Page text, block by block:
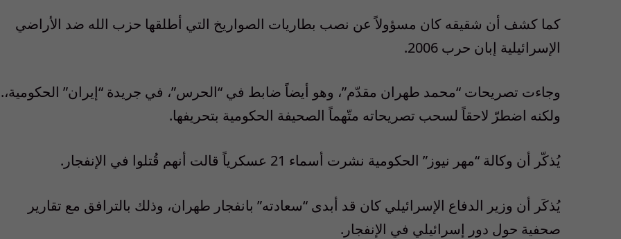
كما كشف أن شقيقه كان مسؤولاً عن نصب بطاريات الصواريخ التي أطلقها حزب الله ضد الأراضي
الإسرائيلية إبان حرب 2006.
وجاءت تصريحات “محمد طهران مقدّم”، وهو أيضاً ضابط في “الحرس”، في جريدة “إيران” الحكومية،.
ولكنه اضطرّ لاحقاً لسحب تصريحاته متّهماً الصحيفة الحكومية بتحريفها.
يُذكّر أن وكالة “مهر نيوز” الحكومية نشرت أسماء 21 عسكرياً قالت أنهم قُتلوا في الإنفجار.
يُذكَر أن وزير الدفاع الإسرائيلي كان قد أبدى “سعادته” بانفجار طهران، وذلك بالترافق مع تقارير
صحفية حول دور إسرائيلي في الإنفجار.